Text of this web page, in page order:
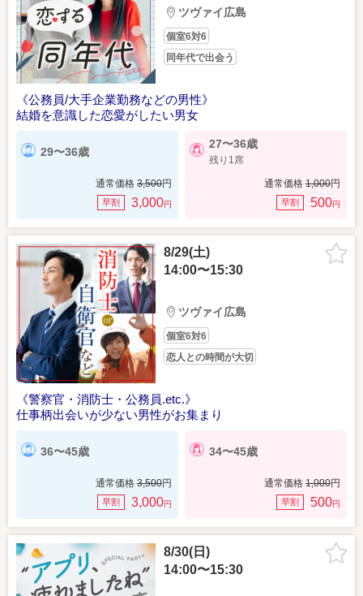
ツヴァイ広島
個室6対6
同年代で出会う
《公務員/大手企業勤務などの男性》
結婚を意識した恋愛がしたい男女
29〜36歳
通常価格 3,500円
早割 3,000円
27〜36歳
残り1席
通常価格 1,000円
早割 500円
8/29(土)
14:00〜15:30
ツヴァイ広島
個室6対6
恋人との時間が大切
《警察官・消防士・公務員.etc.》
仕事柄出会いが少ない男性がお集まり
36〜45歳
通常価格 3,500円
早割 3,000円
34〜45歳
通常価格 1,000円
早割 500円
8/30(日)
14:00〜15:30